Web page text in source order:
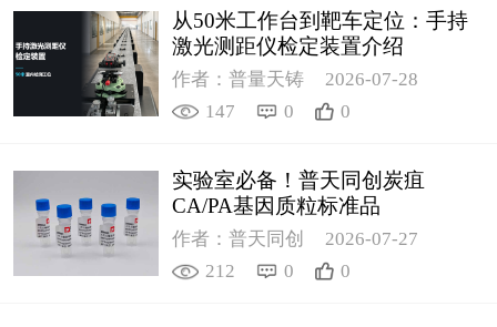
从50米工作台到靶车定位：手持
激光测距仪检定装置介绍
作者：普量天铸
2026-07-28
147
0 0
实验室必备！普天同创炭疽
CA/PA基因质粒标准品
作者：普天同创
2026-07-27
212
0 0